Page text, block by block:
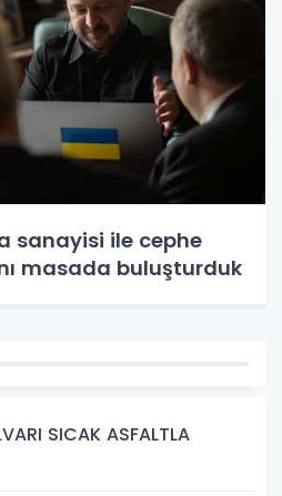
sanayisi ile cephe
masada buluşturduk
SICAK ASFALTLA